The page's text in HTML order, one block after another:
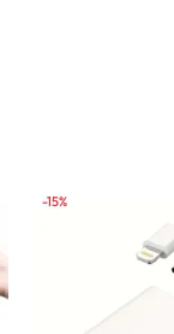
-15%